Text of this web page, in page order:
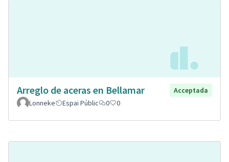
Arreglo de aceras en Bellamar
Acceptada
Lonneke
Espai Públic 0 0